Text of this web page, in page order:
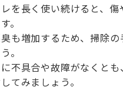
を長く使い続けると、傷
。
も増加するため、掃除の
。
不具合や故障がなくと
てみましょう。